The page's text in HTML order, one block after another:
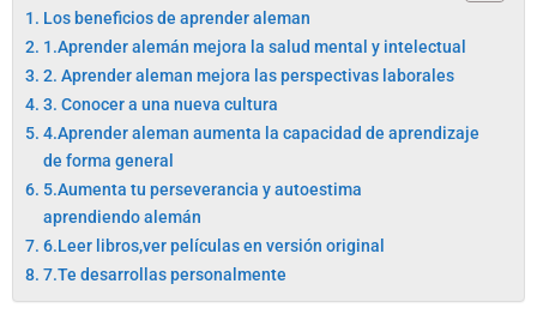
Los beneficios de aprender aleman
1.Aprender alemán mejora la salud mental y intelectual
2. Aprender aleman mejora las perspectivas laborales
3. Conocer a una nueva cultura
4.Aprender aleman aumenta la capacidad de aprendizaje
de forma general
5.Aumenta tu perseverancia y autoestima
aprendiendo alemán
6.Leer libros,ver películas en versión original
7.Te desarrollas personalmente